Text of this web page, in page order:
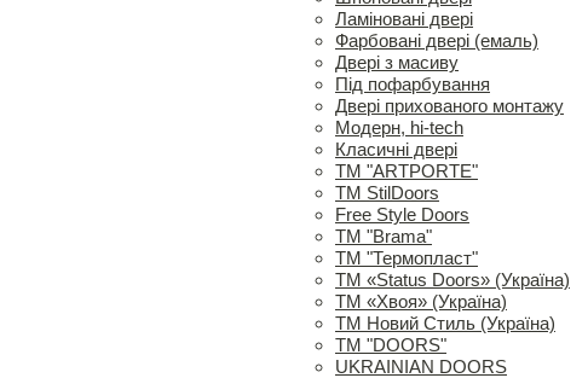
Ламіновані двері
Фарбовані двері (емаль)
Двері з масиву
Під пофарбування
Двері прихованого монтажу
Модерн, hi-tech
Класичні двері
ТМ "ARTPORTE"
ТМ StilDoors
Free Style Doors
ТМ "Brama"
ТМ "Термопласт"
ТМ «Status Doors» (Україна)
ТМ «Хвоя» (Україна)
ТМ Новий Стиль (Україна)
ТМ "DOORS"
UKRAINIAN DOORS